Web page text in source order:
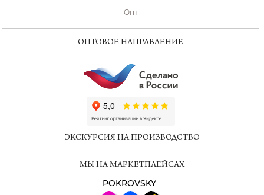
Опт
ОПТОВОЕ НАПРАВЛЕНИЕ
ЭКСКУРСИЯ НА ПРОИЗВОДСТВО
МЫ НА МАРКЕТПЛЕЙСАХ
POKROVSKY